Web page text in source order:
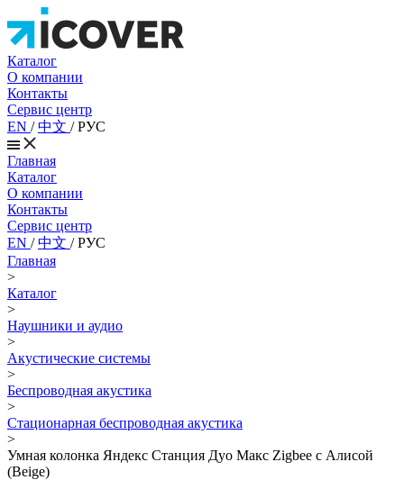
Каталог
О компании
Контакты
Сервис центр
EN /中文 /РУС
Главная
Каталог
О компании
Контакты
Сервис центр
EN /中文 /РУС
Главная
>
Каталог
>
Наушники и аудио
>
Акустические системы
>
Беспроводная акустика
>
Стационарная беспроводная акустика
>
Умная колонка Яндекс Станция Дуо Макс Zigbee с Алисой
(Beige)